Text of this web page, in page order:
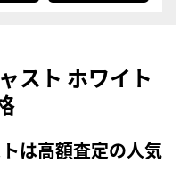
スト ホワイト
は高額査定の人気